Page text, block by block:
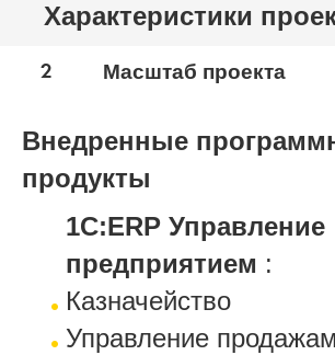
Характеристики
2 Масштаб проекта
Внедренные
продукты
1С:ERP Управление
предприятием :
Казначейство
Управление